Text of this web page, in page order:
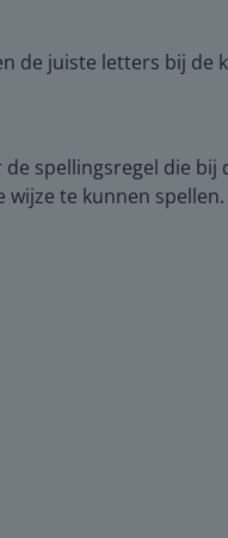
de juiste letters bij de
spellingsregel die bij
te kunnen